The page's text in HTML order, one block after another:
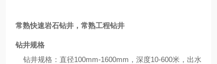
常熟快速岩石钻井，常熟工程钻井
钻井规格
钻井规格：直径100mm-1600mm，深度10-600米，出水